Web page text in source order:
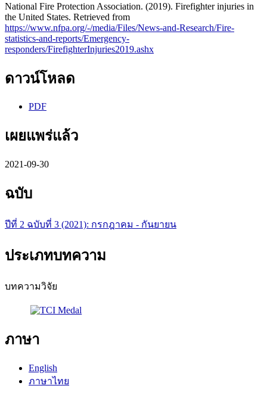
National Fire Protection Association. (2019). Firefighter injuries in
the United States. Retrieved from
https://www.nfpa.org/-/media/Files/News-and-Research/Fire-
statistics-and-reports/Emergency-
responders/FirefighterInjuries2019.ashx
ดาวน์โหลด
PDF
เผยแพร่แล้ว
2021-09-30
ฉบับ
ปีที่ 2 ฉบับที่ 3 (2021): กรกฎาคม - กันยายน
ประเภทบทความ
บทความวิจัย
ภาษา
English
ภาษาไทย